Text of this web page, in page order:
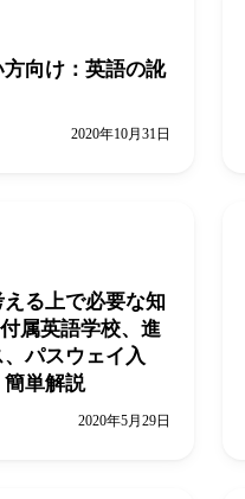
向け：英語の訛
2020年10月31日
る上で必要な知
属英語学校、進
パスウェイ入
単解説
2020年5月29日